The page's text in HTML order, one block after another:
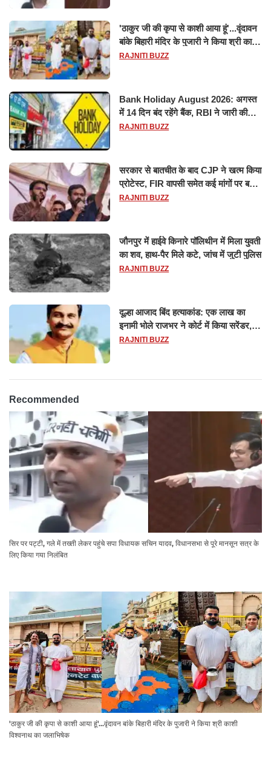
'ठाकुर जी की कृपा से काशी आया हूं'...वृंदावन
बांके बिहारी मंदिर के पुजारी ने किया श्री काशी
विश्वनाथ का जलाभिषेक
RAJNITI BUZZ
Bank Holiday August 2026: अगस्त
में 14 दिन बंद रहेंगे बैंक, RBI ने जारी की
छुट्टियों की लिस्ट​​​​​​​
RAJNITI BUZZ
सरकार से बातचीत के बाद CJP ने खत्म किया
प्रोटेस्ट, FIR वापसी समेत कई मांगों पर बनी
सहमति
RAJNITI BUZZ
जौनपुर में हाईवे किनारे पॉलिथीन में मिला युवती
का शव, हाथ-पैर मिले कटे, जांच में जुटी पुलिस
RAJNITI BUZZ
दूल्हा आजाद बिंद हत्याकांड: एक लाख का
इनामी भोले राजभर ने कोर्ट में किया सरेंडर,
14 दिन के लिए भेजा गया जेल
RAJNITI BUZZ
Recommended
सिर पर पट्टी, गले में तख्ती लेकर पहुंचे सपा विधायक सचिन यादव, विधानसभा से पूरे मानसून सत्र के
लिए किया गया निलंबित
'ठाकुर जी की कृपा से काशी आया हूं'...वृंदावन बांके बिहारी मंदिर के पुजारी ने किया श्री काशी
विश्वनाथ का जलाभिषेक